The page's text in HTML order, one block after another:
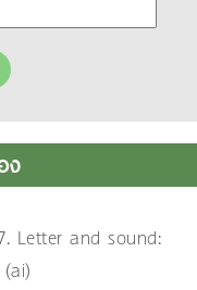
ง
Letter and sound: